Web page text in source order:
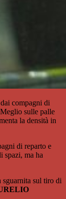
compagni di
sulle palle
la densità in
di reparto e
spazi, ma ha
sguarnita sul tiro di